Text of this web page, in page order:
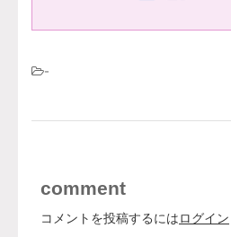
-
comment
コメントを投稿するにはログイン